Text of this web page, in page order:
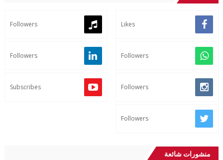
Likes
Followers
Followers
Followers
Followers
Subscribes
Followers
منشورات شائعة